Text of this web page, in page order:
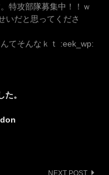
特攻部隊募集中！！ｗ
いだと思ってくださ
てそんなｋｔ :eek_wp:
。